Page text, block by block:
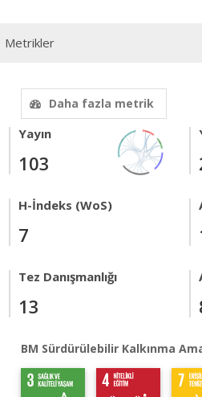
Metrikler
Daha fazla metrik
Yayın
103
H-İndeks (WoS)
7
Tez Danışmanlığı
13
BM Sürdürülebilir Kalkınma